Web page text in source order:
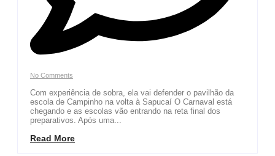
No Comments
Com experiência de sobra, ela vai defender o pavilhão da
escola de Campinho na volta à Sapucaí O Carnaval está
chegando e as escolas vão entrando na reta final dos
preparativos. Após uma...
Read More